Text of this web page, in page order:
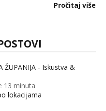
zapravo misle žene, a što
Pročitaj više
ŽUPANIJA - Iskustva &
13 minuta
lokacijama